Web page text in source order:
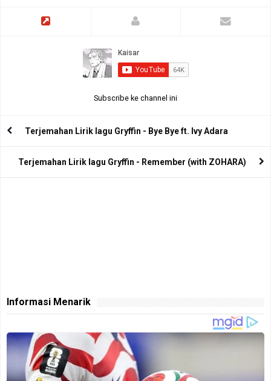
Subscribe ke channel ini
Terjemahan Lirik lagu Gryffin - Bye Bye ft. Ivy Adara
Terjemahan Lirik lagu Gryffin - Remember (with ZOHARA)
Informasi Menarik